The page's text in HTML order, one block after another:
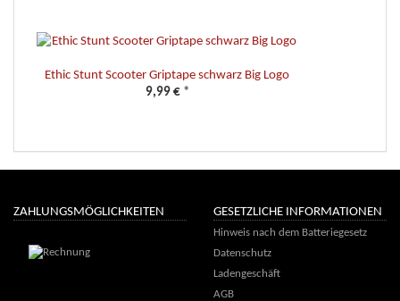
Ethic Stunt Scooter Griptape schwarz Big Logo
9,99 € *
ZAHLUNGSMÖGLICHKEITEN GESETZLICHE INFORMATIONEN
Hinweis nach dem Batteriegesetz
Datenschutz
Ladengeschäft
AGB